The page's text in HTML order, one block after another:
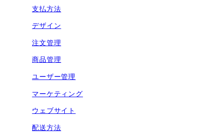
支払方法
デザイン
注文管理
商品管理
ユーザー管理
マーケティング
ウェブサイト
配送方法